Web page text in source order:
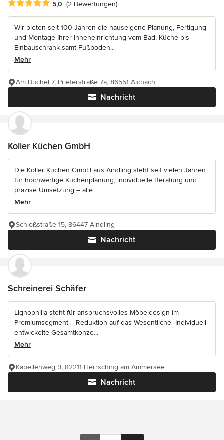
Durchschnittliche Bewertung: 5 von 5 Sternen
5,0 (2 Bewertungen)
Wir bieten seit 100 Jahren die hauseigene Planung, Fertigung
und Montage Ihrer Inneneinrichtung vom Bad, Küche bis
Einbauschrank samt Fußboden...
Mehr
Nachricht
Am Büchel 7, Prieferstraße 7a, 86551 Aichach
Koller Küchen GmbH
Die Koller Küchen GmbH aus Aindling steht seit vielen Jahren
für hochwertige Küchenplanung, individuelle Beratung und
präzise Umsetzung – alle...
Mehr
Nachricht
Schloßstraße 15, 86447 Aindling
Schreinerei Schäfer
Lignophilia steht für anspruchsvolles Möbeldesign im
Premiumsegment. - Reduktion auf das Wesentliche -Individuell
entwickelte Gesamtkonze...
Mehr
Nachricht
Kapellenweg 9, 82211 Herrsching am Ammersee